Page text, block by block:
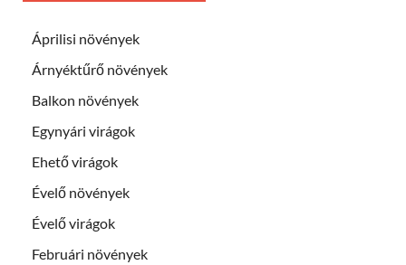
Áprilisi növények
Árnyéktűrő növények
Balkon növények
Egynyári virágok
Ehető virágok
Évelő növények
Évelő virágok
Februári növények